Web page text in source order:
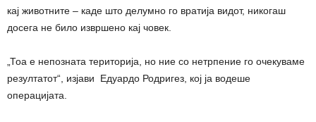
кај животните – каде што делумно го вратија видот, никогаш
досега не било извршено кај човек.
„Тоа е непозната територија, но ние со нетрпение го очекуваме
резултатот“, изјави Едуардо Родригез, кој ја водеше
операцијата.